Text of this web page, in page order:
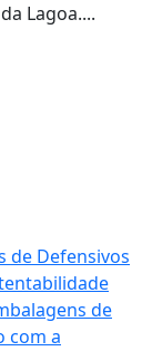
Lagoa....
de
com a